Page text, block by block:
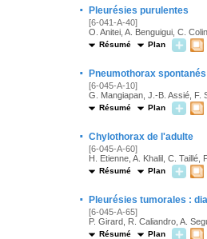
· Pleurésies purulentes
[6-041-A-40]
O. Anitei, A. Benguigui, C. Colin
Résumé Plan
· Pneumothorax spontanés
[6-045-A-10]
G. Mangiapan, J.-B. Assié, F.
Résumé Plan
· Chylothorax de l'adulte
[6-045-A-60]
H. Etienne, A. Khalil, C. Taillé,
Résumé Plan
· Pleurésies tumorales :
[6-045-A-65]
P. Girard, R. Caliandro, A.
Résumé Plan